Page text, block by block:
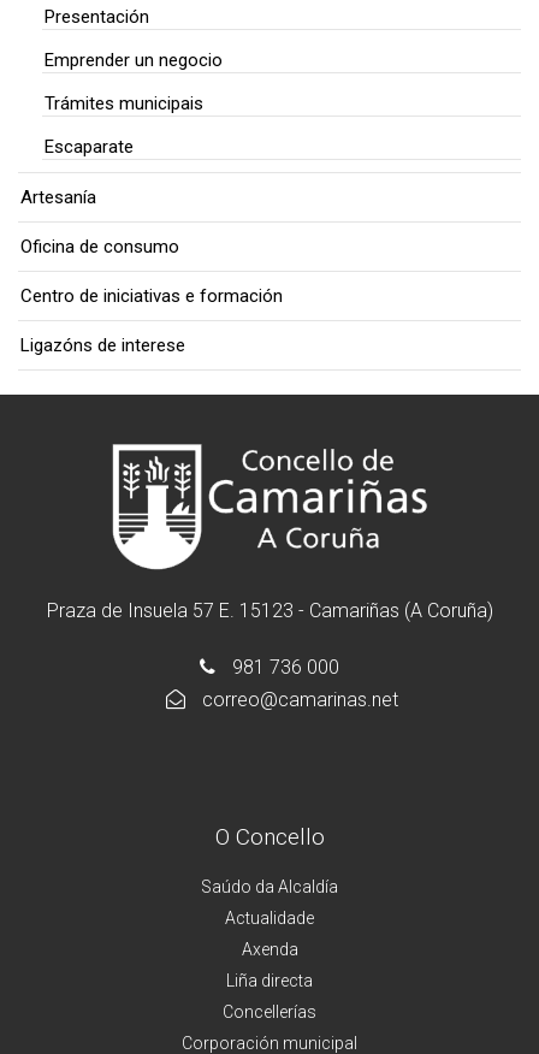
Presentación
Emprender un negocio
Trámites municipais
Escaparate
Artesanía
Oficina de consumo
Centro de iniciativas e formación
Ligazóns de interese
Praza de Insuela 57 E. 15123 - Camariñas (A Coruña)
981 736 000
correo@camarinas.net
O Concello
Saúdo da Alcaldía
Actualidade
Axenda
Liña directa
Concellerías
Corporación municipal